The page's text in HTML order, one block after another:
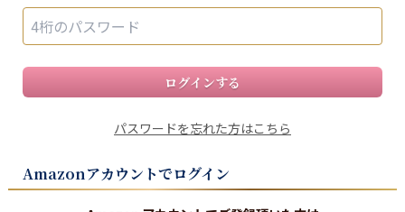
ログインする
パスワードを忘れた方はこちら
Amazonアカウントでログイン